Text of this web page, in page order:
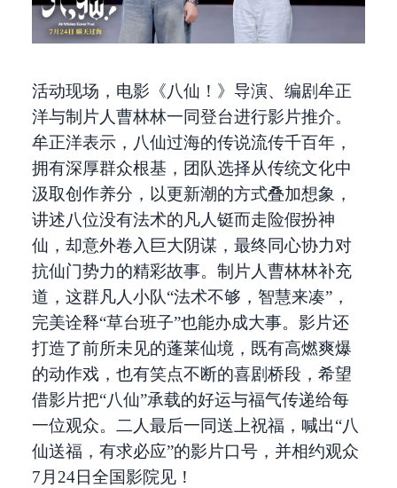
活动现场，电影《八仙！》导演、编剧牟正
洋与制片人曹林林一同登台进行影片推介。
牟正洋表示，八仙过海的传说流传千百年，
拥有深厚群众根基，团队选择从传统文化中
汲取创作养分，以更新潮的方式叠加想象，
讲述八位没有法术的凡人铤而走险假扮神
仙，却意外卷入巨大阴谋，最终同心协力对
抗仙门势力的精彩故事。制片人曹林林补充
道，这群凡人小队“法术不够，智慧来凑”，
完美诠释“草台班子”也能办成大事。影片还
打造了前所未见的蓬莱仙境，既有高燃爽爆
的动作戏，也有笑点不断的喜剧桥段，希望
借影片把“八仙”承载的好运与福气传递给每
一位观众。二人最后一同送上祝福，喊出“八
仙送福，有求必应”的影片口号，并相约观众
7月24日全国影院见！